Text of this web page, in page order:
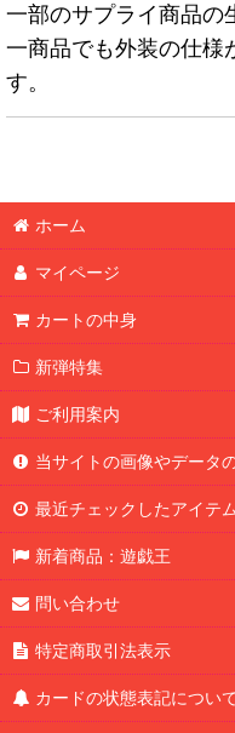
一部のサプライ商品の
一商品でも外装の仕様
す。
ホーム
マイページ
カートの中身
新弾特集
ご利用案内
当サイトの画像やデータ
最近チェックしたアイテム
新着商品：遊戯王
問い合わせ
特定商取引法表示
カードの状態表記について